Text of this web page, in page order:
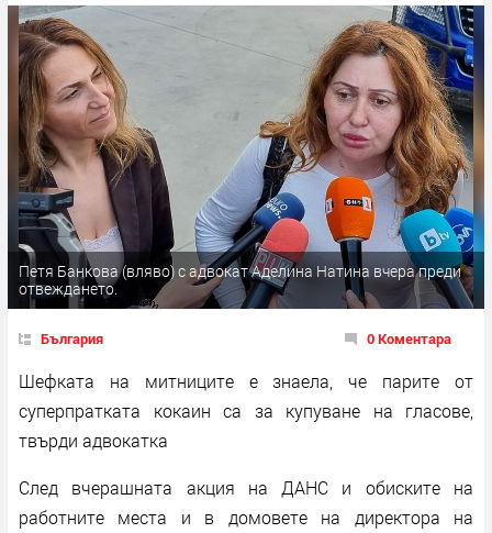
Петя Банкова (вляво) с адвокат Аделина Натина вчера преди
отвеждането.
България 0 Коментара
Шефката на митниците е знаела, че парите от
суперпратката кокаин са за купуване на гласове,
твърди адвокатка
След вчерашната акция на ДАНС и обиските на
работните места и в домовете на директора на